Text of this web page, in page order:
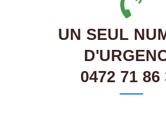
UN SEUL
0472 71 86